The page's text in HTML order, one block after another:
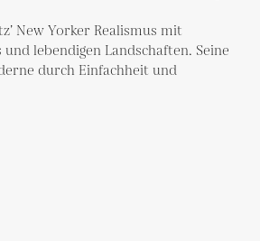
New Yorker Realismus mit
lebendigen Landschaften. Seine
durch Einfachheit und